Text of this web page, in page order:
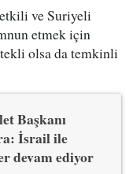
ve Suriyeli
etmek için
olsa da temkinli
Başkanı
İsrail ile
devam ediyor